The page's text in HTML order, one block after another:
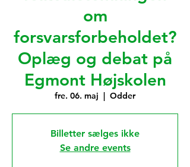
om
forsvarsforbeholdet?
Oplæg og debat på
Egmont Højskolen
fre. 06. maj
  |
Odder
Billetter sælges ikke
Se andre events